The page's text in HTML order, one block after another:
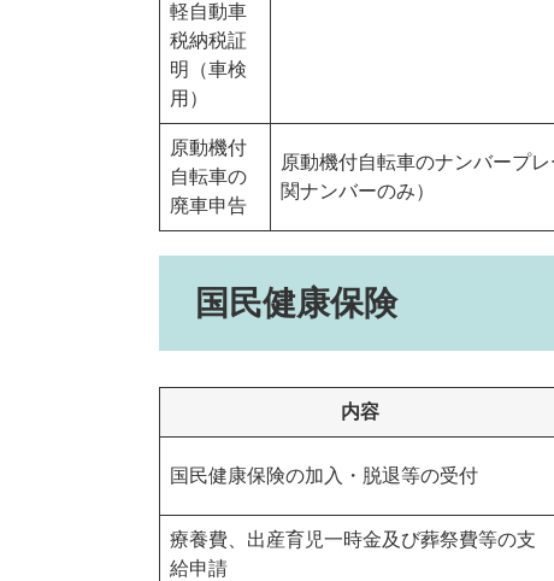
軽自動車
税納税証
明（車検
用）
原動機付
自転車の
廃車申告
原動機付自転車のナンバープ
関ナンバーのみ）
国民健康保険
内容
国民健康保険の加入・脱退等の受付
療養費、出産育児一時金及び葬祭費等の支
給申請